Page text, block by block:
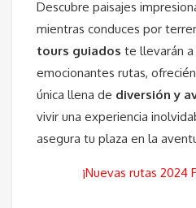
Descubre paisajes
mientras conduces por
tours guiados te llevarán
emocionantes rutas,
única llena de diversión y
vivir una experiencia
asegura tu plaza en la
¡Nuevas rutas 2024